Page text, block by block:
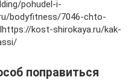
pohudel-i-
bodyfitness/7046-chto-
kost-shirokaya.ru/kak-
поправиться